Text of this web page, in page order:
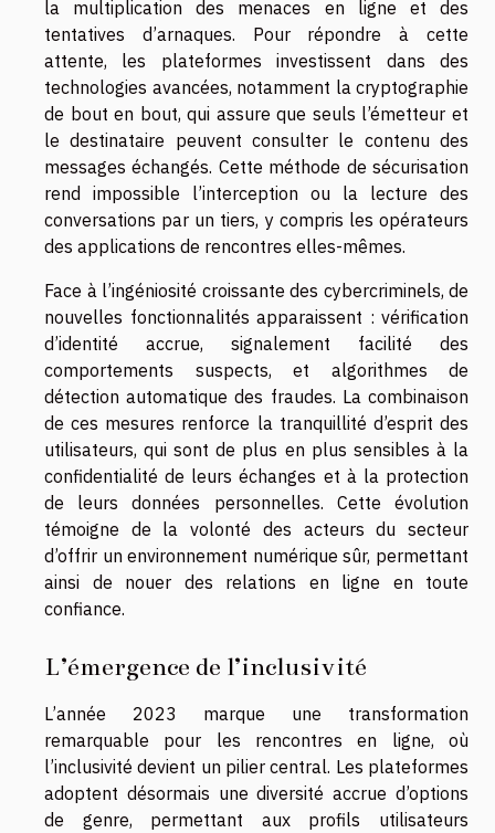
la multiplication des menaces en ligne et des
tentatives d’arnaques. Pour répondre à cette
attente, les plateformes investissent dans des
technologies avancées, notamment la cryptographie
de bout en bout, qui assure que seuls l’émetteur et
le destinataire peuvent consulter le contenu des
messages échangés. Cette méthode de sécurisation
rend impossible l’interception ou la lecture des
conversations par un tiers, y compris les opérateurs
des applications de rencontres elles-mêmes.
Face à l’ingéniosité croissante des cybercriminels, de
nouvelles fonctionnalités apparaissent : vérification
d’identité accrue, signalement facilité des
comportements suspects, et algorithmes de
détection automatique des fraudes. La combinaison
de ces mesures renforce la tranquillité d’esprit des
utilisateurs, qui sont de plus en plus sensibles à la
confidentialité de leurs échanges et à la protection
de leurs données personnelles. Cette évolution
témoigne de la volonté des acteurs du secteur
d’offrir un environnement numérique sûr, permettant
ainsi de nouer des relations en ligne en toute
confiance.
L’émergence de l’inclusivité
L’année 2023 marque une transformation
remarquable pour les rencontres en ligne, où
l’inclusivité devient un pilier central. Les plateformes
adoptent désormais une diversité accrue d’options
de genre, permettant aux profils utilisateurs